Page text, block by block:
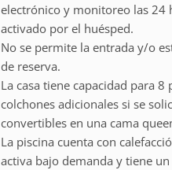
electrónico y monitoreo las 24
activado por el huésped.
No se permite la entrada y/o
de reserva.
La casa tiene capacidad para
colchones adicionales si se
convertibles en una cama
La piscina cuenta con
activa bajo demanda y tiene